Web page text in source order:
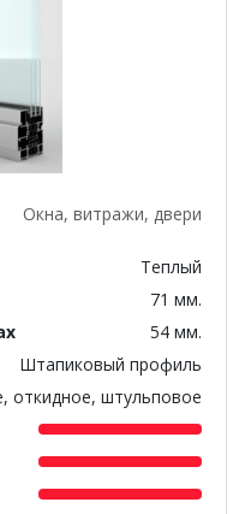
Окна, витражи, двери
Теплый
71 мм.
54 мм.
Штапиковый профиль
откидное, штульповое